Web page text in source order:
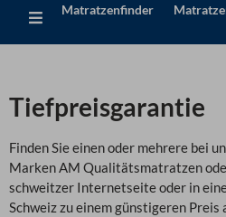
Matratzenfinder
Tiefpreisgarantie
Finden Sie einen oder mehrere bei
Marken AM Qualitätsmatratzen
schweitzer Internetseite oder in
Schweiz zu einem günstigeren Preis